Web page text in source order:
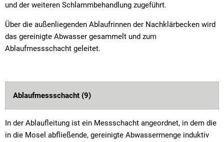
und der weiteren Schlammbehandlung zugeführt.
Über die außenliegenden Ablaufrinnen der Nachklärbecken wird
das gereinigte Abwasser gesammelt und zum
Ablaufmessschacht geleitet.
Ablaufmessschacht (9)
In der Ablaufleitung ist ein Messschacht angeordnet, in dem die
in die Mosel abfließende, gereinigte Abwassermenge induktiv